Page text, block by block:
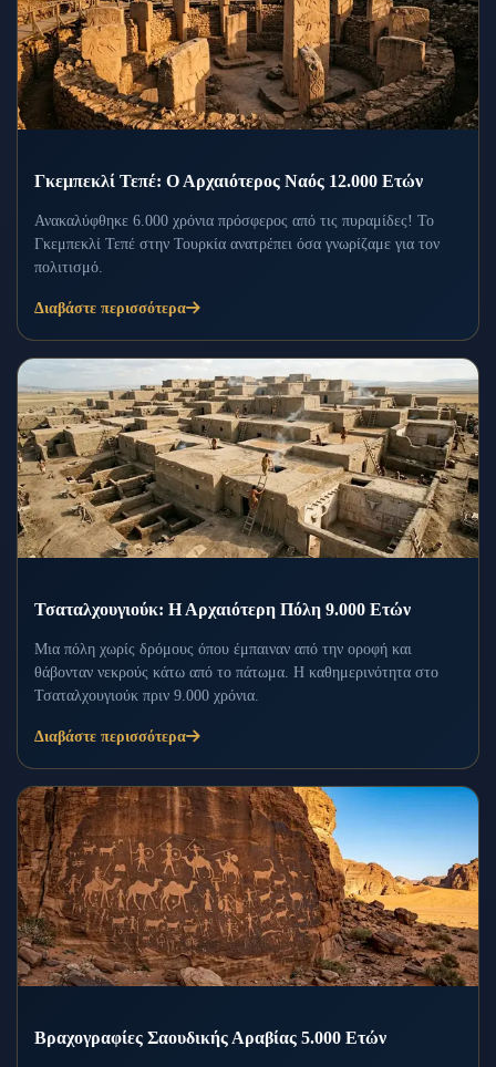
Γκεμπεκλί Τεπέ: Ο Αρχαιότερος Ναός 12.000 Ετών
Ανακαλύφθηκε 6.000 χρόνια πρόσφερος από τις πυραμίδες! Το
Γκεμπεκλί Τεπέ στην Τουρκία ανατρέπει όσα γνωρίζαμε για τον
πολιτισμό.
Διαβάστε περισσότερα
Τσαταλχουγιούκ: Η Αρχαιότερη Πόλη 9.000 Ετών
Μια πόλη χωρίς δρόμους όπου έμπαιναν από την οροφή και
θάβονταν νεκρούς κάτω από το πάτωμα. Η καθημερινότητα στο
Τσαταλχουγιούκ πριν 9.000 χρόνια.
Διαβάστε περισσότερα
Βραχογραφίες Σαουδικής Αραβίας 5.000 Ετών